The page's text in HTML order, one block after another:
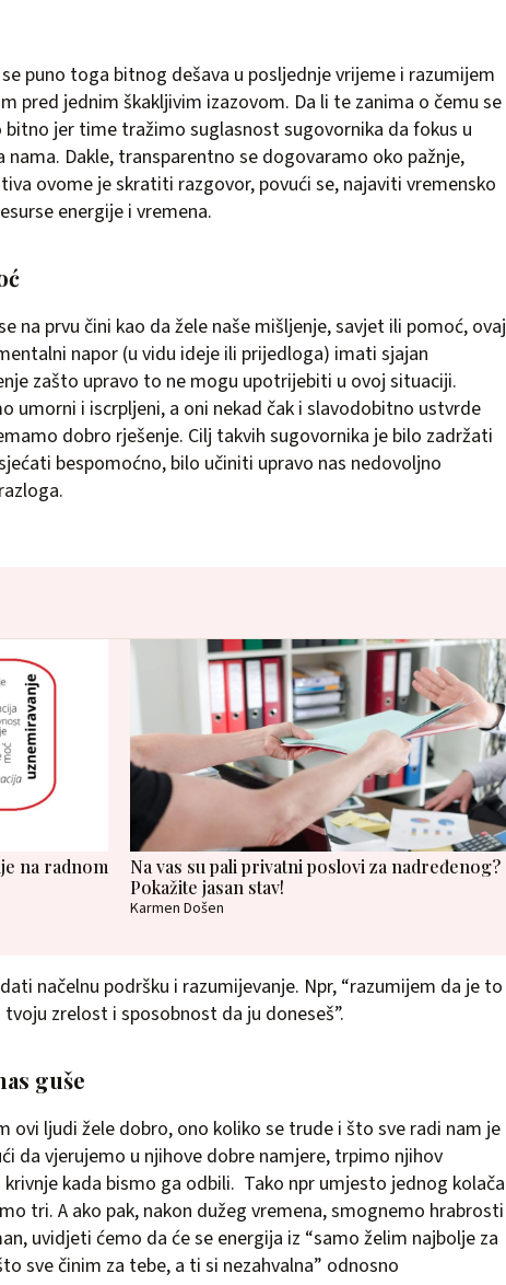
puno toga bitnog dešava u posljednje vrijeme i razumijem
pred jednim škakljivim izazovom. Da li te zanima o čemu se
bitno jer time tražimo suglasnost sugovornika da fokus u
Dakle, transparentno se dogovaramo oko pažnje,
ovome je skratiti razgovor, povući se, najaviti vremensko
energije i vremena.
na prvu čini kao da žele naše mišljenje, savjet ili pomoć, ovaj
napor (u vidu ideje ili prijedloga) imati sjajan
zašto upravo to ne mogu upotrijebiti u ovoj situaciji.
umorni i iscrpljeni, a oni nekad čak i slavodobitno ustvrde
dobro rješenje. Cilj takvih sugovornika je bilo zadržati
bespomoćno, bilo učiniti upravo nas nedovoljno
na radnom
Na vas su pali privatni poslovi za nadređenog?
Pokažite jasan stav!
Karmen Došen
načelnu podršku i razumijevanje. Npr, “razumijem da je to
zrelost i sposobnost da ju doneseš”.
guše
ovi ljudi žele dobro, ono koliko se trude i što sve radi nam je
da vjerujemo u njihove dobre namjere, trpimo njihov
kada bismo ga odbili. Tako npr umjesto jednog kolača
tri. A ako pak, nakon dužeg vremena, smognemo hrabrosti
uvidjeti ćemo da će se energija iz “samo želim najbolje za
sve činim za tebe, a ti si nezahvalna” odnosno